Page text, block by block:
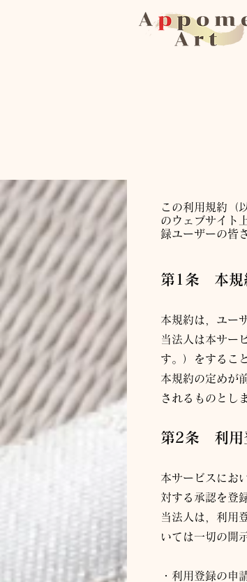
この利用規約（
のウェブサイト
録ユーザーの皆
第1条 本規
本規約は，ユー
当法人 は本サー
す。）をするこ
本規約の定めが
されるものとし
第2条 利用
本サービスにお
対する承認を登
当法人 は，利用
いては一切の開
・利用登録の申